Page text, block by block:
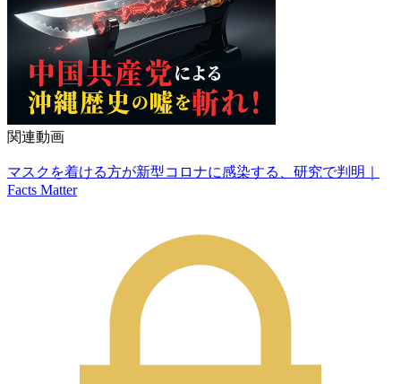
関連動画
マスクを着ける方が新型コロナに感染する、研究で判明｜
Facts Matter